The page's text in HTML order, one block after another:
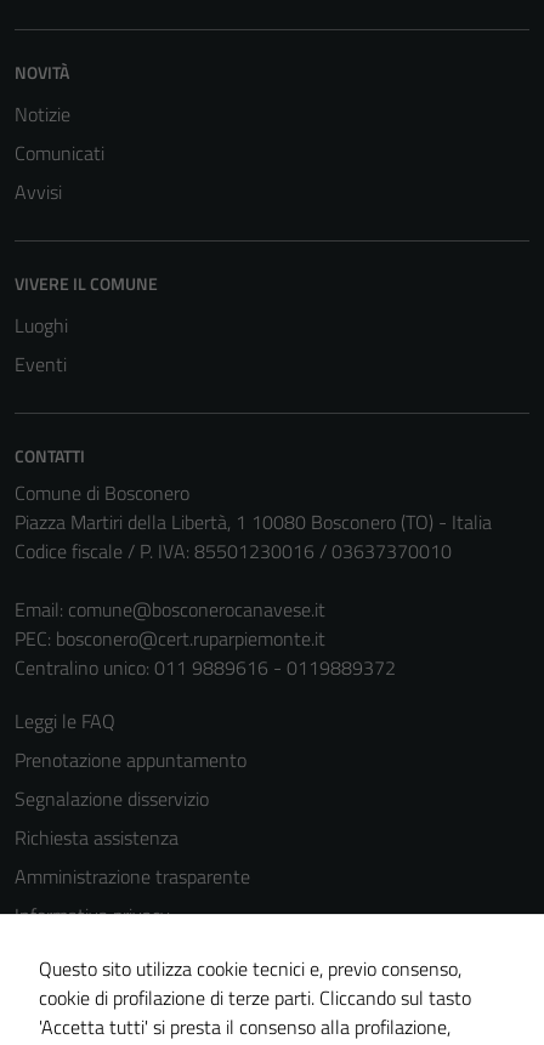
NOVITÀ
Notizie
Comunicati
Avvisi
VIVERE IL COMUNE
Luoghi
Eventi
CONTATTI
Comune di Bosconero
Piazza Martiri della Libertà, 1 10080 Bosconero (TO) - Italia
Codice fiscale / P. IVA: 85501230016 / 03637370010
Email: comune@bosconerocanavese.it
PEC: bosconero@cert.ruparpiemonte.it
Centralino unico: 011 9889616 - 0119889372
Leggi le FAQ
Prenotazione appuntamento
Segnalazione disservizio
Richiesta assistenza
Amministrazione trasparente
Informativa privacy
Cookie Policy
Note legali
Dichiarazione di accessibilità
Questo sito utilizza cookie tecnici e, previo consenso,
cookie di profilazione di terze parti. Cliccando sul tasto
'Accetta tutti' si presta il consenso alla profilazione,
Tecnici
funzionamento
del sito e non
essere
disabilitati.
Questi cookie